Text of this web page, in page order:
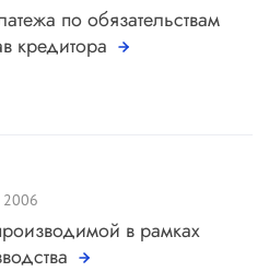
по обязательствам
кредитора
в рамках